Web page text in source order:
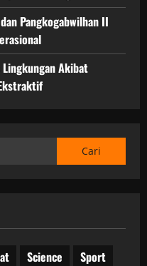
Pangkogabwilhan II
Akibat
Science
Sport